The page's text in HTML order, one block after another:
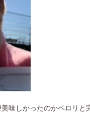
味しかったのかペロリと